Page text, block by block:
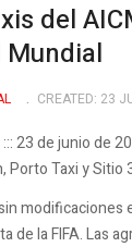
del
CREATED: 23
23 de junio de
Porto Taxi y Sitio
modificaciones
de la FIFA. Las